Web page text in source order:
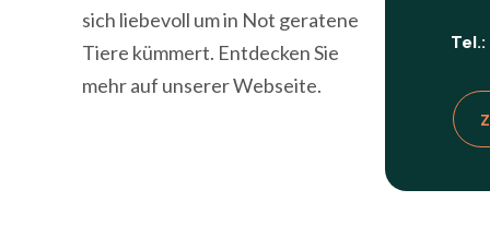
sich liebevoll um in Not geratene
Tiere kümmert. Entdecken Sie
mehr auf unserer Webseite.